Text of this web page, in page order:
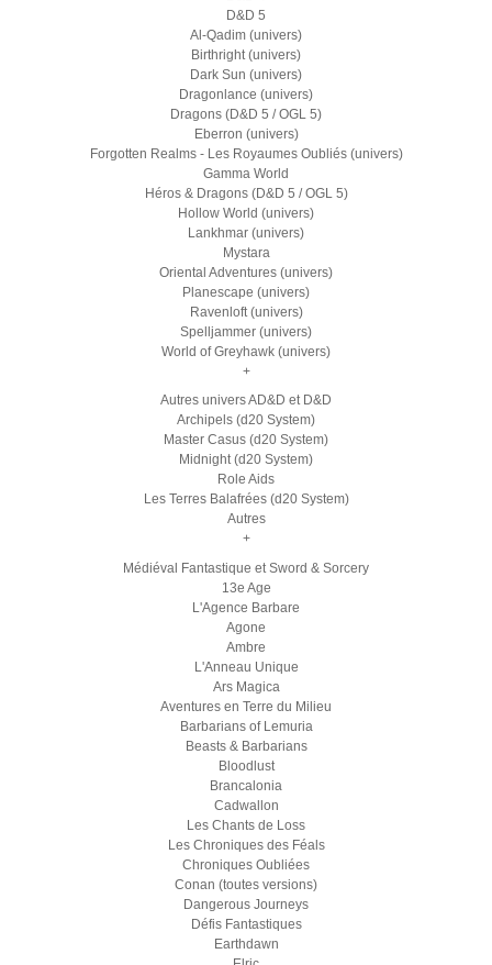
D&D 5
Al-Qadim (univers)
Birthright (univers)
Dark Sun (univers)
Dragonlance (univers)
Dragons (D&D 5 / OGL 5)
Eberron (univers)
Forgotten Realms - Les Royaumes Oubliés (univers)
Gamma World
Héros & Dragons (D&D 5 / OGL 5)
Hollow World (univers)
Lankhmar (univers)
Mystara
Oriental Adventures (univers)
Planescape (univers)
Ravenloft (univers)
Spelljammer (univers)
World of Greyhawk (univers)
+
Autres univers AD&D et D&D
Archipels (d20 System)
Master Casus (d20 System)
Midnight (d20 System)
Role Aids
Les Terres Balafrées (d20 System)
Autres
+
Médiéval Fantastique et Sword & Sorcery
13e Age
L'Agence Barbare
Agone
Ambre
L'Anneau Unique
Ars Magica
Aventures en Terre du Milieu
Barbarians of Lemuria
Beasts & Barbarians
Bloodlust
Brancalonia
Cadwallon
Les Chants de Loss
Les Chroniques des Féals
Chroniques Oubliées
Conan (toutes versions)
Dangerous Journeys
Défis Fantastiques
Earthdawn